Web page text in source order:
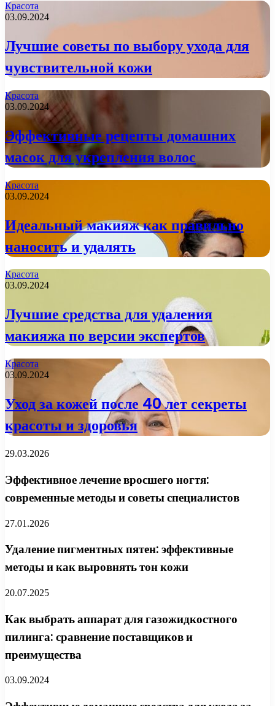
Красота
03.09.2024
Лучшие советы по выбору ухода для
чувствительной кожи
Красота
03.09.2024
Эффективные рецепты домашних
масок для укрепления волос
Красота
03.09.2024
Идеальный макияж как правильно
наносить и удалять
Красота
03.09.2024
Лучшие средства для удаления
макияжа по версии экспертов
Красота
03.09.2024
Уход за кожей после 40 лет секреты
красоты и здоровья
29.03.2026
Эффективное лечение вросшего ногтя:
современные методы и советы специалистов
27.01.2026
Удаление пигментных пятен: эффективные
методы и как выровнять тон кожи
20.07.2025
Как выбрать аппарат для газожидкостного
пилинга: сравнение поставщиков и
преимущества
03.09.2024